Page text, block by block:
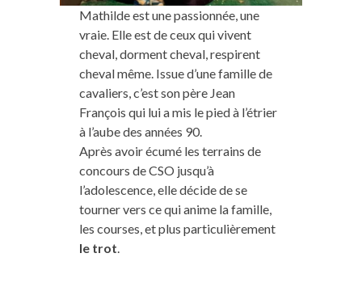
Mathilde est une passionnée, une
vraie. Elle est de ceux qui vivent
cheval, dorment cheval, respirent
cheval même. Issue d’une famille de
cavaliers, c’est son père Jean
François qui lui a mis le pied à l’étrier
à l’aube des années 90.
Après avoir écumé les terrains de
concours de CSO jusqu’à
l’adolescence, elle décide de se
tourner vers ce qui anime la famille,
les courses, et plus particulièrement
le trot.